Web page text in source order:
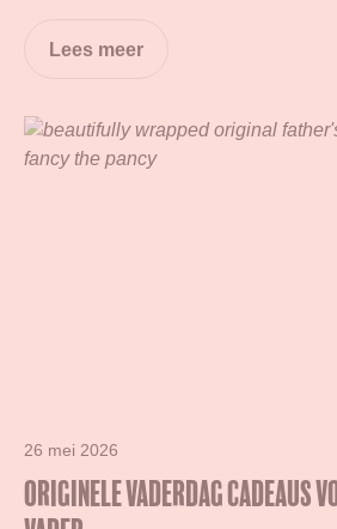
Lees meer
26 mei 2026
Originele Vaderdag Cadeaus